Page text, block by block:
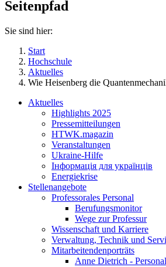
Seitenpfad
Sie sind hier:
Start
Hochschule
Aktuelles
Wie Heisenberg die
Aktuelles
Highlights 2025
Pressemitteilungen
HTWK.magazin
Veranstaltungen
Ukraine-Hilfe
Інформація для українців
Energiekrise
Stellenangebote
Professorales Personal
Berufungsmonitor
Wege zur Professur
Wissenschaft und Karriere
Verwaltung, Technik und
Mitarbeitendenporträts
Anne Dietrich -